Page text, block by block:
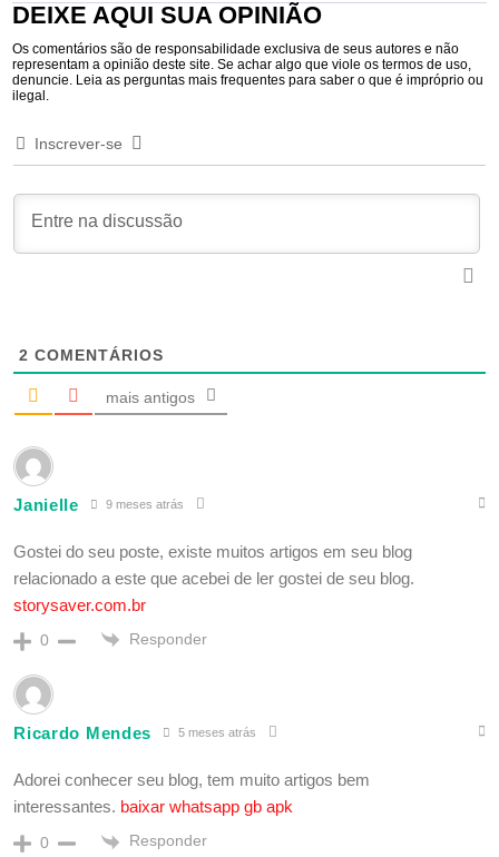
DEIXE AQUI SUA OPINIÃO
Os comentários são de responsabilidade exclusiva de seus autores e não
representam a opinião deste site. Se achar algo que viole os termos de uso,
denuncie. Leia as perguntas mais frequentes para saber o que é impróprio ou
ilegal.
Inscrever-se
2 COMENTÁRIOS
mais antigos
Janielle 9 meses atrás
Gostei do seu poste, existe muitos artigos em seu blog
relacionado a este que acebei de ler gostei de seu blog.
storysaver.com.br
0 Responder
Ricardo Mendes 5 meses atrás
Adorei conhecer seu blog, tem muito artigos bem
interessantes. baixar whatsapp gb apk
0 Responder